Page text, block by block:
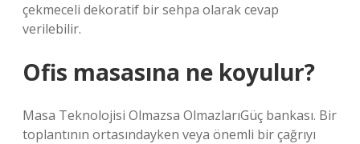
çekmeceli dekoratif bir sehpa olarak cevap
verilebilir.
Ofis masasına ne koyulur?
Masa Teknolojisi Olmazsa OlmazlarıGüç bankası. Bir
toplantının ortasındayken veya önemli bir çağrıyı